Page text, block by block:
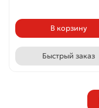
В корзину
Быстрый заказ